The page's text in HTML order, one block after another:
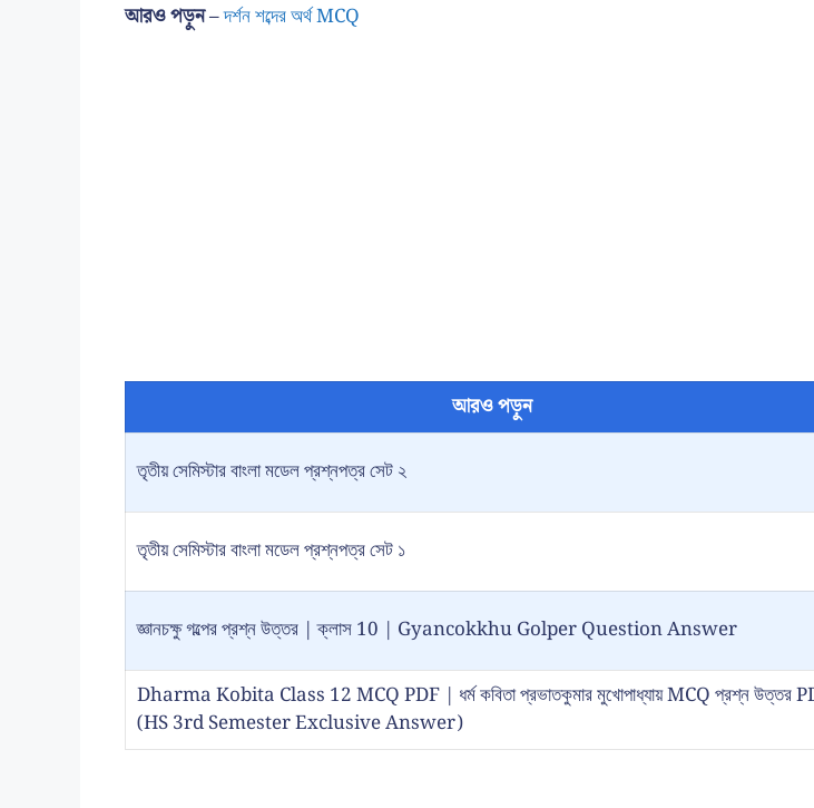
আরও পড়ুন –দর্শন শব্দের অর্থ MCQ
আরও পড়ুন
তৃতীয় সেমিস্টার বাংলা মডেল প্রশ্নপত্র সেট ২
তৃতীয় সেমিস্টার বাংলা মডেল প্রশ্নপত্র সেট ১
জ্ঞানচক্ষু গল্পের প্রশ্ন উত্তর | ক্লাস 10 | Gyancokkhu Golper Question Answer
Dharma Kobita Class 12 MCQ PDF | ধর্ম কবিতা প্রভাতকুমার মুখোপাধ্যায় MCQ প্রশ্ন উত্তর
(HS 3rd Semester Exclusive Answer)